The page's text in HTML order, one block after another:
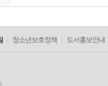
청소년보호정책 도서홍보안내